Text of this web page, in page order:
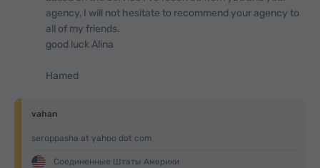
agency, I will not hesitate to recommend your agency to
all of my friends.
good luck Alina
Hamed
vahan
seroppasha at yahoo dot com
Соединенные Штаты Америки